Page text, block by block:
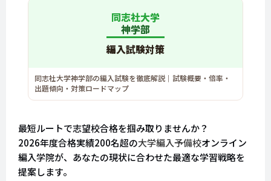
同志社大学
神学部
編入試験対策
同志社大学神学部の編入試験を徹底解説｜試験概要・倍率・
出題傾向・対策ロードマップ
最短ルートで志望校合格を掴み取りませんか？
2026年度合格実績200名超の大学編入予備校オンライン
編入学院が、あなたの現状に合わせた最適な学習戦略を
提案します。